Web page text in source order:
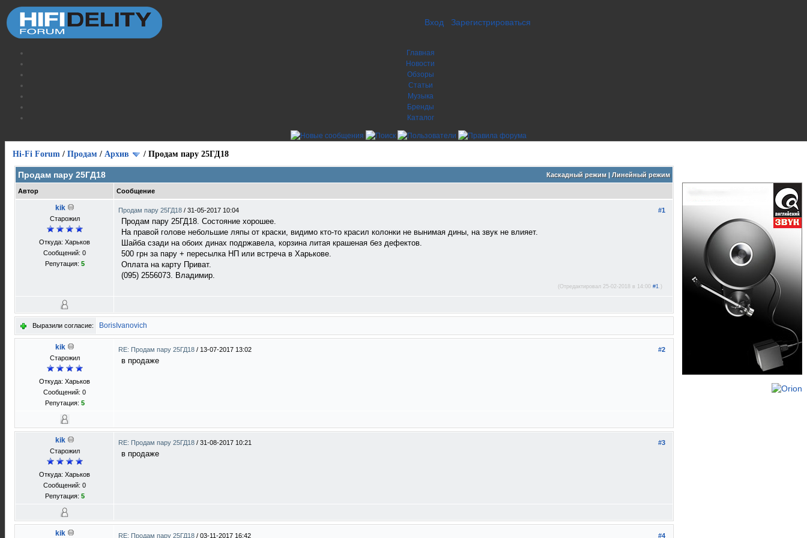
Вход Зарегистрироваться
Главная
Новости
Обзоры
Статьи
Музыка
Бренды
Каталог
Hi-Fi Forum / Продам / Архив / Продам пару 25ГД18
Каскадный режим| Линейный режим
Продам пару 25ГД18
Автор Сообщение
kik
Старожил
Откуда: Харьков
Сообщений: 0
Репутация: 5
#1
Продам пару 25ГД18 / 31-05-2017 10:04
Продам пару 25ГД18. Состояние хорошее.
На правой голове небольшие ляпы от краски, видимо кто-то красил колонки не вынимая дины, на звук не влияет.
Шайба сзади на обоих динах подржавела, корзина литая крашеная без дефектов.
500 грн за пару + пересылка НП или встреча в Харькове.
Оплата на карту Приват.
(095) 2556073. Владимир.
(Отредактировал 25-02-2018 в 14:00 #1.)
Выразили согласие: BorisIvanovich
kik
Старожил
Откуда: Харьков
Сообщений: 0
Репутация: 5
#2
RE: Продам пару 25ГД18 / 13-07-2017 13:02
в продаже
kik
Старожил
Откуда: Харьков
Сообщений: 0
Репутация: 5
#3
RE: Продам пару 25ГД18 / 31-08-2017 10:21
в продаже
kik #4
RE: Продам пару 25ГД18 / 03-11-2017 16:42